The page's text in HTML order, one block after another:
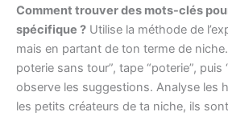
Comment trouver des mots-clés
spécifique ? Utilise la méthode de
mais en partant de ton terme de
poterie sans tour”, tape “poterie”, puis
observe les suggestions. Analyse les
les petits créateurs de ta niche, ils